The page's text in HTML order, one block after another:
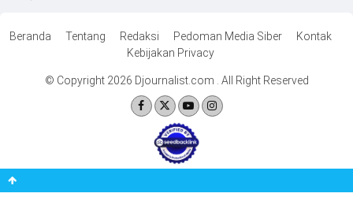
Beranda Tentang Redaksi Pedoman Media Siber
Kontak
Kebijakan Privacy
© Copyright 2026 Djournalist.com . All Right Reserved